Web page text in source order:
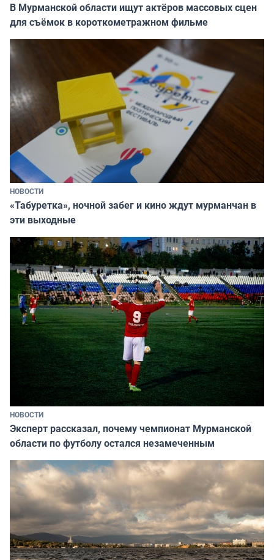
В Мурманской области ищут актёров массовых сцен
для съёмок в короткометражном фильме
НОВОСТИ
«Табуретка», ночной забег и кино ждут мурманчан в
эти выходные
НОВОСТИ
Эксперт рассказал, почему чемпионат Мурманской
области по футболу остался незамеченным